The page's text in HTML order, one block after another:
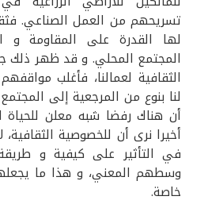
تسريحهم من العمل الصناعي.
لها القدرة على المقاومة و
المجتمع المحلي. و قد ظهر ذلك
الثقافية لعمالنا، فأغلب
لنا بنوع من المرجعية إلى
أن هناك رفضا شبه معلن للحياة
أخيرا نرى أن للخصوصية
في التأثير على كيفية و
وسطهم المعني، و هذا ما
خاصة.